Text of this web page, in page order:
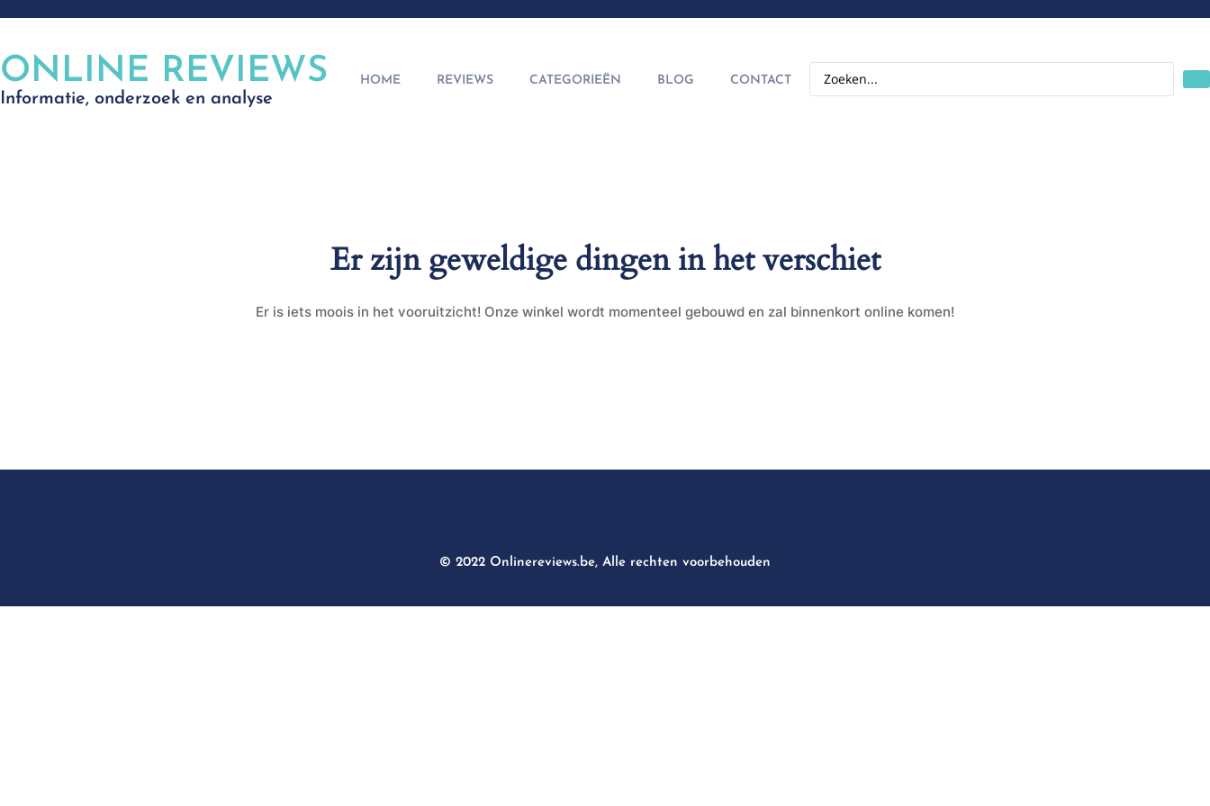
ONLINE REVIEWS
Informatie, onderzoek en analyse
HOME REVIEWS CATEGORIEËN BLOG CONTACT
Er zijn geweldige dingen in het verschiet
Er is iets moois in het vooruitzicht! Onze winkel wordt momenteel gebouwd en zal binnenkort online komen!
© 2022 Onlinereviews.be, Alle rechten voorbehouden